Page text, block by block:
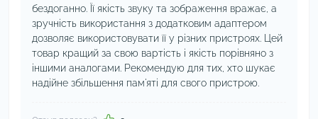
бездоганно. Її якість звуку та зображення вражає, а
зручність використання з додатковим адаптером
дозволяє використовувати її у різних пристроях. Цей
товар кращий за свою вартість і якість порівняно з
іншими аналогами. Рекомендую для тих, хто шукає
надійне збільшення пам'яті для свого пристрою.